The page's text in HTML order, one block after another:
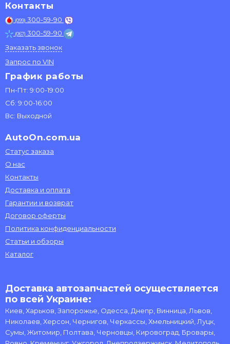
Контакты
(099) 300-59-90
(067) 300-59-90
Заказать звонок
Запрос по VIN
График работы
Пн-Пт: 9:00-19:00
Сб: 9:00-16:00
Вс: Выходной
AutoOn.com.ua
Статус заказа
О нас
Контакты
Доставка и оплата
Гарантии и возврат
Договор оферты
Политика конфиденциальности
Статьи и обзоры
Каталог
Доставка автозапчастей осуществляется
по всей Украине:
Киев, Харьков, Запорожье, Одесса, Днепр, Винница, Львов,
Николаев, Херсон, Чернигов, Черкассы, Хмельницкий, Луцк,
Сумы, Житомир, Полтава, Черновцы, Кировоград, Бровары,